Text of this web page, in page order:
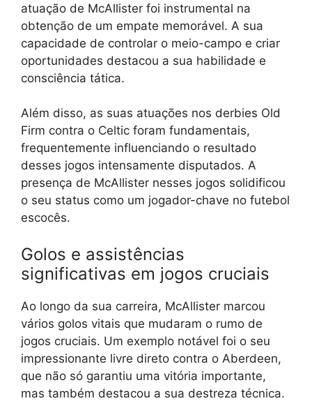
atuação de McAllister foi instrumental na
obtenção de um empate memorável. A sua
capacidade de controlar o meio-campo e criar
oportunidades destacou a sua habilidade e
consciência tática.
Além disso, as suas atuações nos derbies Old
Firm contra o Celtic foram fundamentais,
frequentemente influenciando o resultado
desses jogos intensamente disputados. A
presença de McAllister nesses jogos solidificou
o seu status como um jogador-chave no futebol
escocês.
Golos e assistências
significativas em jogos cruciais
Ao longo da sua carreira, McAllister marcou
vários golos vitais que mudaram o rumo de
jogos cruciais. Um exemplo notável foi o seu
impressionante livre direto contra o Aberdeen,
que não só garantiu uma vitória importante,
mas também destacou a sua destreza técnica.